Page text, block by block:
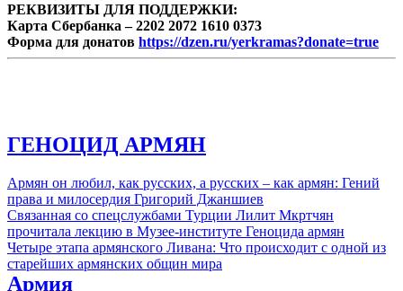
РЕКВИЗИТЫ ДЛЯ ПОДДЕРЖКИ:
Карта Сбербанка – 2202 2072 1610 0373
Форма для донатов https://dzen.ru/yerkramas?donate=true
ГЕНОЦИД АРМЯН
Армян он любил, как русских, а русских – как армян: Гений
права и милосердия Григорий Джаншиев
Связанная со спецслужбами Турции Лилит Мкртчян
прочитала лекцию в Музее-институте Геноцида армян
Четыре этапа армянского Ливана: Что происходит с одной из
старейших армянских общин мира
Армия